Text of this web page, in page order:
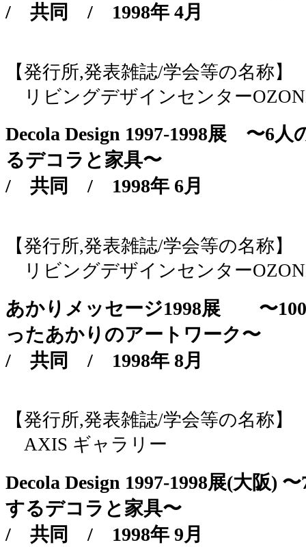
/ 共同 / 1998年 4月
【発行所,発表雑誌/学会等の名称】
リビングデザインセンター
Decola Design 1997-1998展 〜6
るデコラと家具〜
/ 共同/ 1998年 6月
【発行所,発表雑誌/学会等の名称】
リビングデザインセンター
あかりメッセージ1998展 〜100
ったあかりのアートワーク〜
/ 共同 / 1998年 8月
【発行所,発表雑誌/学会等の名称】
AXIS ギャラリー
Decola Design 1997-1998展(大阪)
するデコラと家具〜
/ 共同 / 1998年 9月